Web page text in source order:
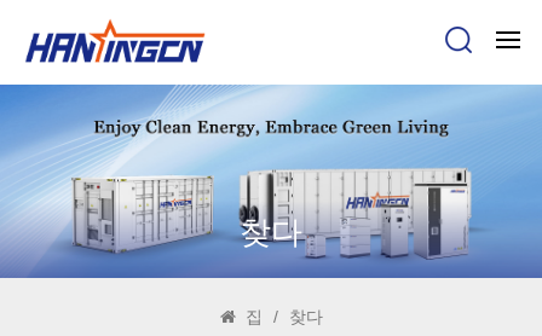
찾다
집 / 찾다